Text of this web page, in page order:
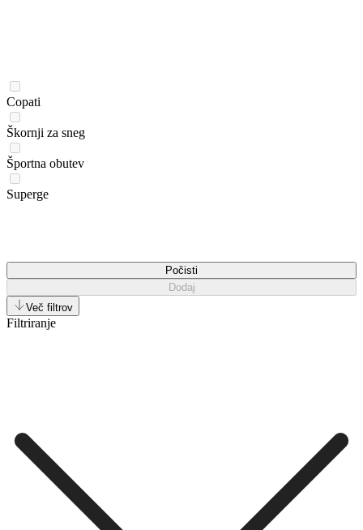
Copati
Škornji za sneg
Športna obutev
Superge
Počisti
Dodaj
Več filtrov
Filtriranje